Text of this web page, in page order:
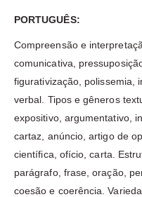
PORTUGUÊS:
Compreensão e
comunicativa,
figurativização, polissemia,
verbal. Tipos e gêneros
expositivo, argumentativo,
cartaz, anúncio, artigo de
científica, ofício, carta.
parágrafo, frase, oração,
coesão e coerência.